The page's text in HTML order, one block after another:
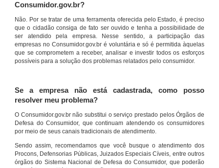
Consumidor.gov.br?
Não. Por se tratar de uma ferramenta oferecida pelo Estado, é preciso
que o cidadão consiga de fato ser ouvido e tenha a possibilidade de
ser atendido pela empresa. Nesse sentido, a participação das
empresas no Consumidor.gov.br é voluntária e só é permitida àquelas
que se comprometem a receber, analisar e investir todos os esforços
possíveis para a solução dos problemas relatados pelo consumidor.
Se a empresa não está cadastrada, como posso
resolver meu problema?
O Consumidor.gov.br não substitui o serviço prestado pelos Órgãos de
Defesa do Consumidor, que continuam atendendo os consumidores
por meio de seus canais tradicionais de atendimento.
Sendo assim, recomendamos que você busque o atendimento dos
Procons, Defensorias Públicas, Juizados Especiais Cíveis, entre outros
órgãos do Sistema Nacional de Defesa do Consumidor, que poderão